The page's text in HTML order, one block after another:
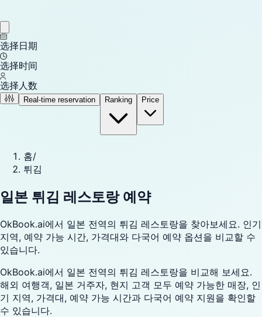
选择日期
选择时间
选择人数
Real-time reservation Ranking Price
홈/
튀김
일본 튀김 레스토랑 예약
OkBook.ai에서 일본 전역의 튀김 레스토랑을 찾아보세요. 인기
지역, 예약 가능 시간, 가격대와 다국어 예약 옵션을 비교할 수
있습니다.
OkBook.ai에서 일본 전역의 튀김 레스토랑을 비교해 보세요.
해외 여행객, 일본 거주자, 현지 고객 모두 예약 가능한 매장, 인
기 지역, 가격대, 예약 가능 시간과 다국어 예약 지원을 확인할
수 있습니다.